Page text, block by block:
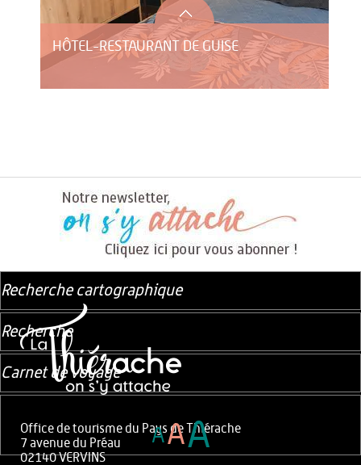
HÔTEL-RESTAURANT DE GUISE
Office de tourisme du Pays de Thiérache
7 avenue du Préau
02140 VERVINS
Recherche cartographique
Recherche
Carnet de voyage
AAA